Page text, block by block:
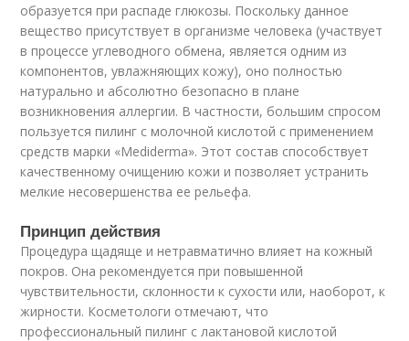
образуется при распаде глюкозы. Поскольку данное
вещество присутствует в организме человека (участвует
в процессе углеводного обмена, является одним из
компонентов, увлажняющих кожу), оно полностью
натурально и абсолютно безопасно в плане
возникновения аллергии. В частности, большим спросом
пользуется пилинг с молочной кислотой с применением
средств марки «Mediderma». Этот состав способствует
качественному очищению кожи и позволяет устранить
мелкие несовершенства ее рельефа.
Принцип действия
Процедура щадяще и нетравматично влияет на кожный
покров. Она рекомендуется при повышенной
чувствительности, склонности к сухости или, наоборот, к
жирности. Косметологи отмечают, что
профессиональный пилинг с лактановой кислотой